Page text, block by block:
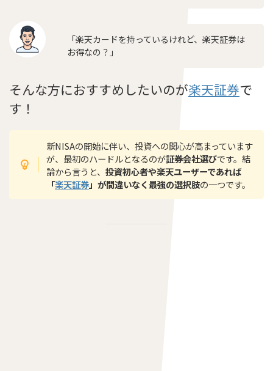
「楽天カードを持っているけれど、楽天証券は
お得なの？」
そんな方におすすめしたいのが楽天証券で
す！
新NISAの開始に伴い、投資への関心が高まっています
が、最初のハードルとなるのが証券会社選びです。結
論から言うと、投資初心者や楽天ユーザーであれば
「楽天証券」が間違いなく最強の選択肢の一つです。